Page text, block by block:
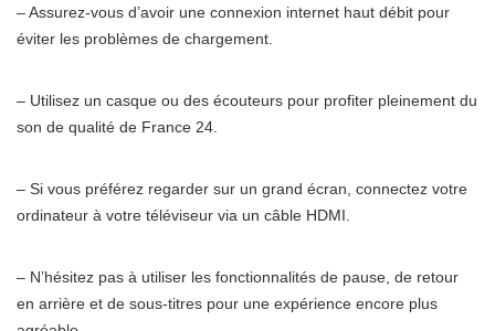
– Assurez-vous d’avoir une connexion internet haut débit pour
éviter les problèmes de chargement.
– Utilisez un casque ou des écouteurs pour profiter pleinement du
son de qualité de France 24.
– Si vous préférez regarder sur un grand écran, connectez votre
ordinateur à votre téléviseur via un câble HDMI.
– N’hésitez pas à utiliser les fonctionnalités de pause, de retour
en arrière et de sous-titres pour une expérience encore plus